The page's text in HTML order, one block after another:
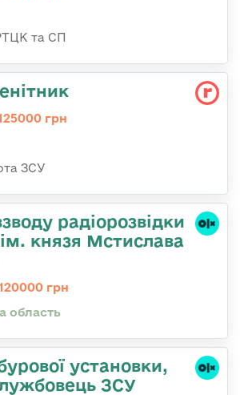
та СП
грн
ЗСУ
радіорозвідки
князя Мстислава
грн
область
установки,
ЗСУ